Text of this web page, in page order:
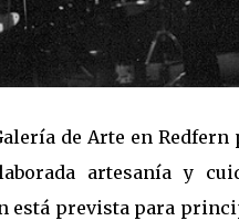
de Arte en Redfern
artesanía y
está prevista para